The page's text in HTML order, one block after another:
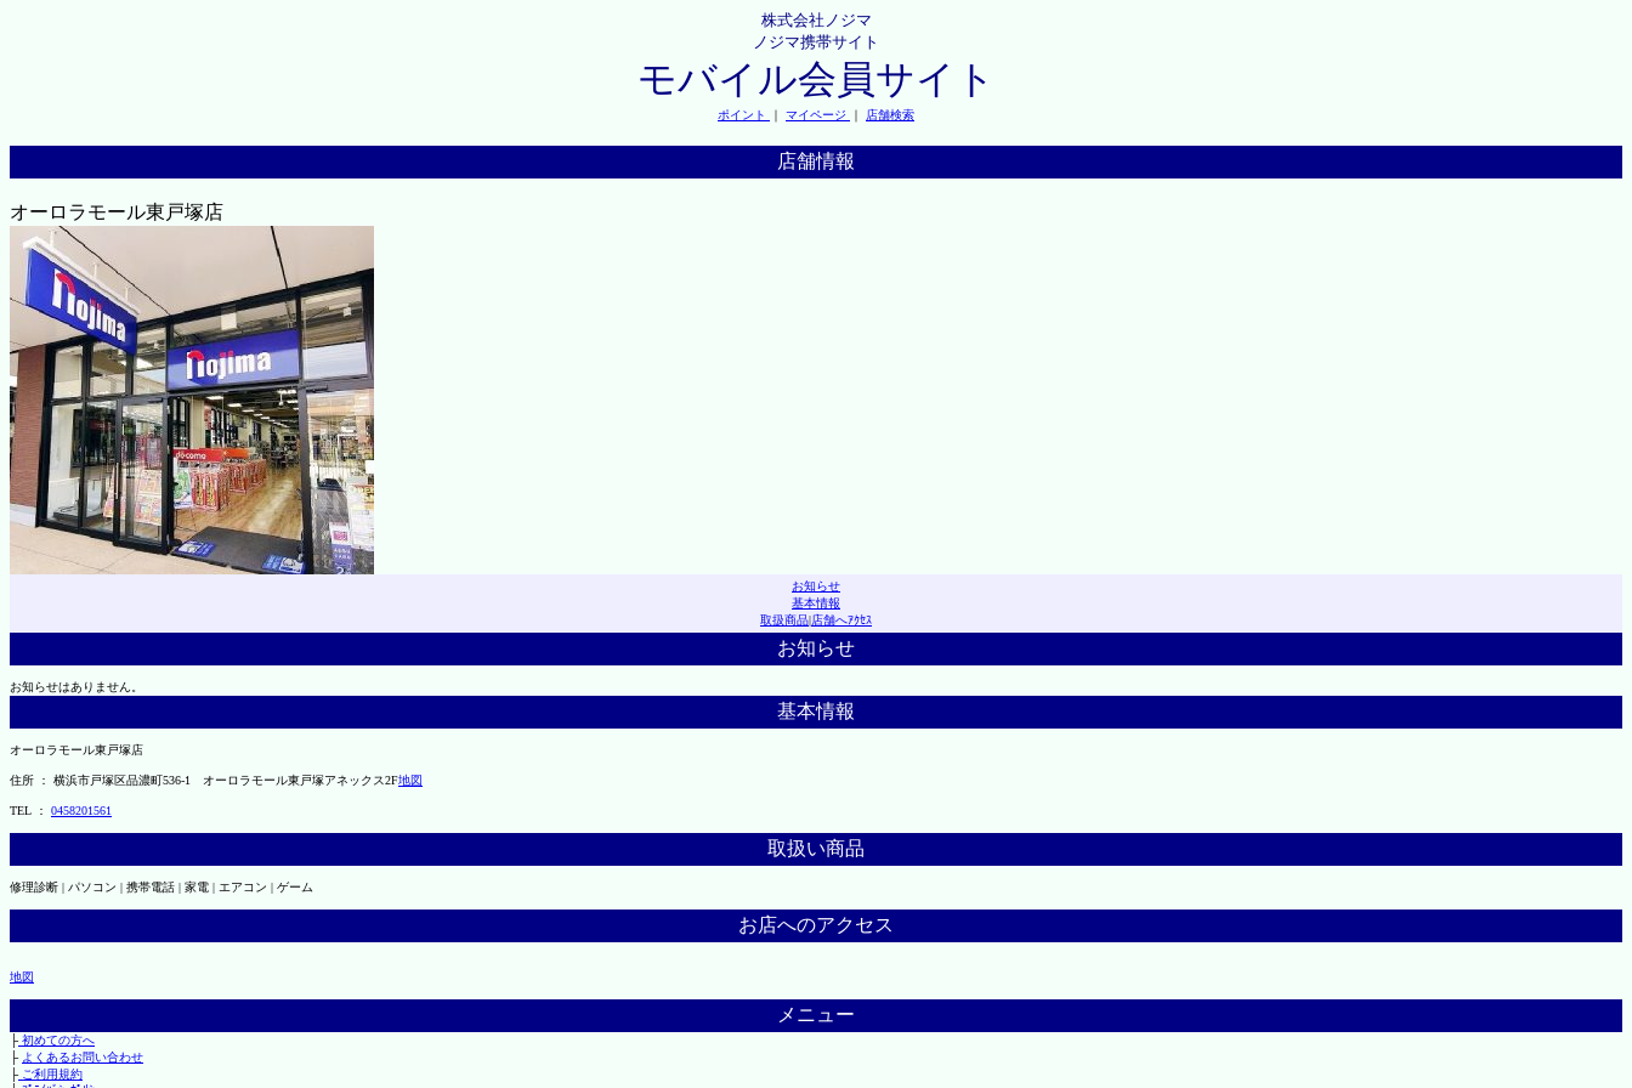
株式会社ノジマ
ノジマ携帯サイト
モバイル会員サイト
ポイント ｜ マイページ ｜ 店舗検索
店舗情報
オーロラモール東戸塚店
お知らせ
基本情報
取扱商品|店舗へｱｸｾｽ
お知らせ
お知らせはありません。
基本情報
オーロラモール東戸塚店
住所 ： 横浜市戸塚区品濃町536-1 オーロラモール東戸塚アネックス2F地図
TEL ： 0458201561
取扱い商品
修理診断 | パソコン | 携帯電話 | 家電 | エアコン | ゲーム
お店へのアクセス
地図
メニュー
├初めての方へ
├ よくあるお問い合わせ
├ご利用規約